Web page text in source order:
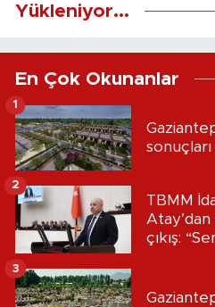
Yükleniyor...
En Çok Okunanlar
sonuçları
1
TBMM
çıkış:
2
3